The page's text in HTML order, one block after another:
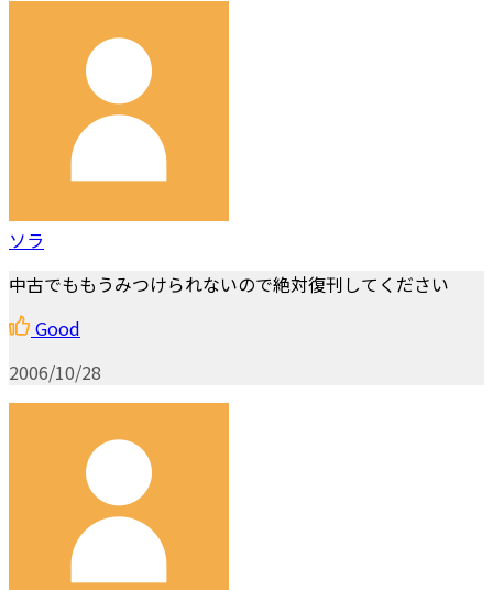
ソラ
中古でももうみつけられないので絶対復刊してください
Good
2006/10/28